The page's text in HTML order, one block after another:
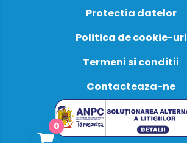
0
Protectia datelor
Politica de cookie-uri
Termeni si conditii
Contacteaza-ne